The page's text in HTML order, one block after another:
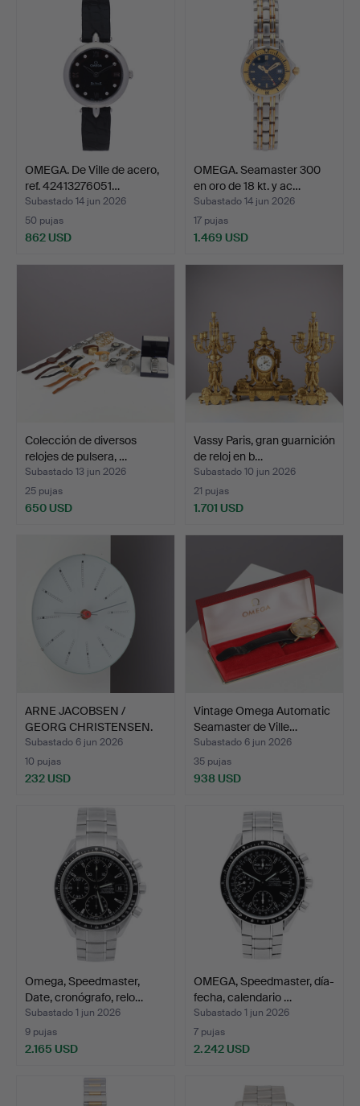
OMEGA. De Ville de acero,
ref. 42413276051…
Subastado 14 jun 2026
50 pujas
862 USD
OMEGA. Seamaster 300
en oro de 18 kt. y ac…
Subastado 14 jun 2026
17 pujas
1.469 USD
Colección de diversos
relojes de pulsera, …
Subastado 13 jun 2026
25 pujas
650 USD
Vassy Paris, gran guarnición
de reloj en b…
Subastado 10 jun 2026
21 pujas
1.701 USD
ARNE JACOBSEN /
GEORG CHRISTENSEN.
Reloj d…
Subastado 6 jun 2026
10 pujas
232 USD
Vintage Omega Automatic
Seamaster de Ville…
Subastado 6 jun 2026
35 pujas
938 USD
Omega, Speedmaster,
Date, cronógrafo, relo…
Subastado 1 jun 2026
9 pujas
2.165 USD
OMEGA, Speedmaster, día-
fecha, calendario …
Subastado 1 jun 2026
7 pujas
2.242 USD